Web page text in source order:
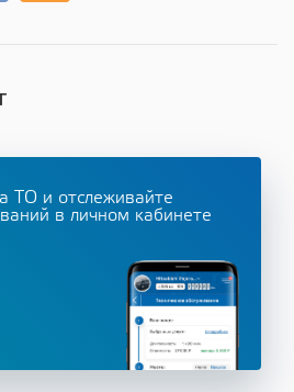
ТО и отслеживайте
в личном кабинете